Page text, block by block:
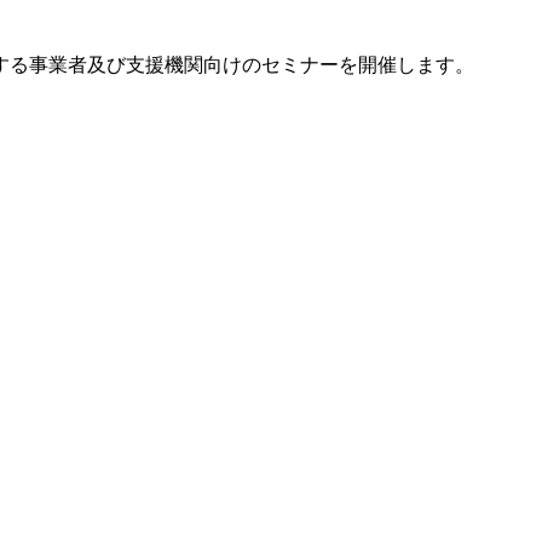
事業者及び支援機関向けのセミナーを開催します。